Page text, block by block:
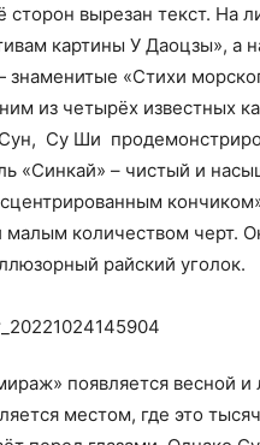
сторон вырезан текст. На
картины У Даоцзы», а
«Стихи
из четырёх известных
Су Ши
«Синкай» – чистый и
малым количеством черт.
райский уголок.
появляется весной и
местом, где это